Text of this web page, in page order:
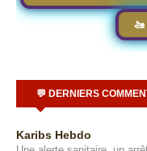
💬 DERNIERS
Karibs Hebdo